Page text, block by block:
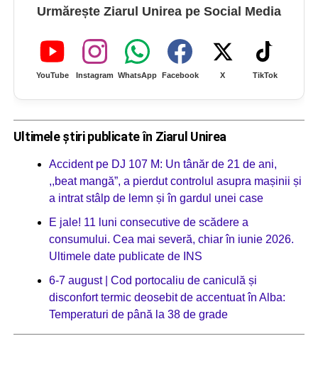
Urmărește Ziarul Unirea pe Social Media
YouTube Instagram WhatsApp Facebook X TikTok
Ultimele știri publicate în Ziarul Unirea
Accident pe DJ 107 M: Un tânăr de 21 de ani,
,,beat mangă”, a pierdut controlul asupra mașinii și
a intrat stâlp de lemn și în gardul unei case
E jale! 11 luni consecutive de scădere a
consumului. Cea mai severă, chiar în iunie 2026.
Ultimele date publicate de INS
6-7 august | Cod portocaliu de caniculă și
disconfort termic deosebit de accentuat în Alba:
Temperaturi de până la 38 de grade